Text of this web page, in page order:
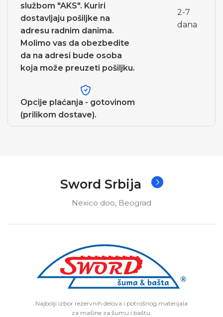
službom "AKS". Kuriri
dostavljaju pošiljke na
adresu radnim danima.
Molimo vas da obezbedite
da na adresi bude osoba
koja može preuzeti pošiljku.
2-7
dana
Opcije plaćanja - gotovinom
(prilikom dostave).
Sword Srbija
Nexico doo, Beograd
Najbolji izbor rezervnih delova i potrošnog materijala
za mašine za šumu i baštu.